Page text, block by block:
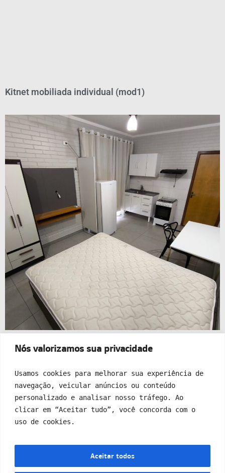
Nós valorizamos sua privacidade
Usamos cookies para melhorar sua experiência de
navegação, veicular anúncios ou conteúdo
personalizado e analisar nosso tráfego. Ao
clicar em “Aceitar tudo”, você concorda com o
uso de cookies.
Aceitar todos
Kitnet mobiliada individual (mod1)
Kitnet privativa com garagem (mod2)